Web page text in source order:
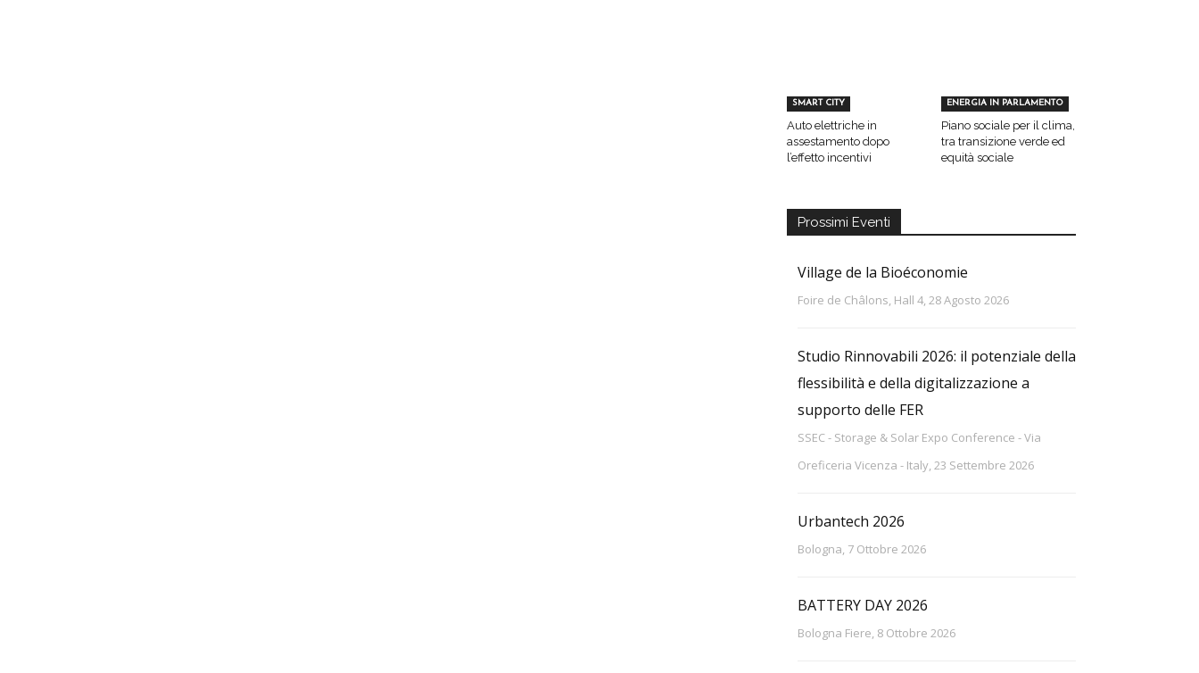
SMART CITY
Auto elettriche in
assestamento dopo
l’effetto incentivi
ENERGIA IN PARLAMENTO
Piano sociale per il clima,
tra transizione verde ed
equità sociale
Prossimi Eventi
Village de la Bioéconomie
Foire de Châlons, Hall 4, 28 Agosto 2026
Studio Rinnovabili 2026: il potenziale della
flessibilità e della digitalizzazione a
supporto delle FER
SSEC - Storage & Solar Expo Conference - Via
Oreficeria Vicenza - Italy, 23 Settembre 2026
Urbantech 2026
Bologna, 7 Ottobre 2026
BATTERY DAY 2026
Bologna Fiere, 8 Ottobre 2026